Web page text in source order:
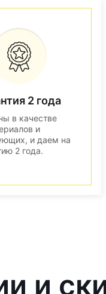
2 года
в качестве
и
и даем на
2 года.
и